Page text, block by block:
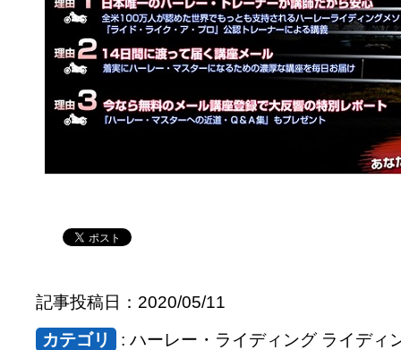
記事投稿日：2020/05/11
カテゴリ
: ハーレー・ライディング ライディ